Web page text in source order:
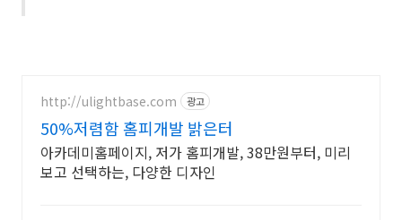
http://ulightbase.com 광고
50%저렴함 홈피개발 밝은터
아카데미홈페이지, 저가 홈피개발, 38만원부터, 미리
보고 선택하는, 다양한 디자인